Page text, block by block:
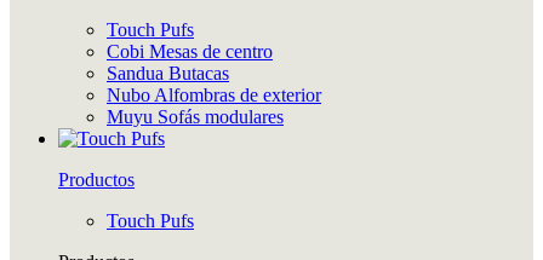
Touch Pufs
Cobi Mesas de centro
Sandua Butacas
Nubo Alfombras de exterior
Muyu Sofás modulares
Productos
Touch Pufs